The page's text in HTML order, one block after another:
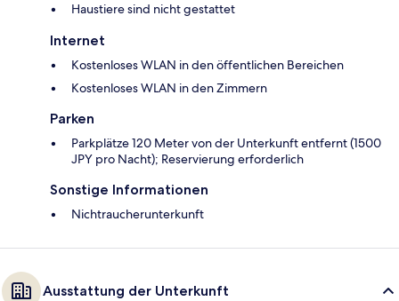
Haustiere sind nicht gestattet
Internet
Kostenloses WLAN in den öffentlichen Bereichen
Kostenloses WLAN in den Zimmern
Parken
Parkplätze 120 Meter von der Unterkunft entfernt (1500
JPY pro Nacht); Reservierung erforderlich
Sonstige Informationen
Nichtraucherunterkunft
Ausstattung der Unterkunft